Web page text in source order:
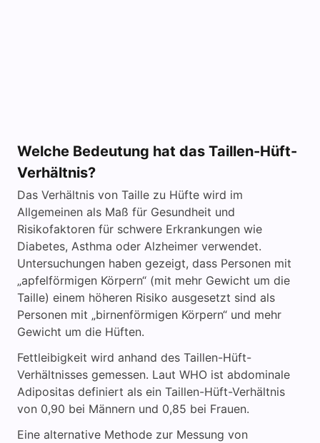
Welche Bedeutung hat das Taillen-Hüft-
Verhältnis?
Das Verhältnis von Taille zu Hüfte wird im
Allgemeinen als Maß für Gesundheit und
Risikofaktoren für schwere Erkrankungen wie
Diabetes, Asthma oder Alzheimer verwendet.
Untersuchungen haben gezeigt, dass Personen mit
„apfelförmigen Körpern“ (mit mehr Gewicht um die
Taille) einem höheren Risiko ausgesetzt sind als
Personen mit „birnenförmigen Körpern“ und mehr
Gewicht um die Hüften.
Fettleibigkeit wird anhand des Taillen-Hüft-
Verhältnisses gemessen. Laut WHO ist abdominale
Adipositas definiert als ein Taillen-Hüft-Verhältnis
von 0,90 bei Männern und 0,85 bei Frauen.
Eine alternative Methode zur Messung von